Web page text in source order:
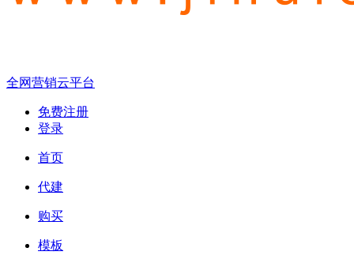
全网营销云平台
免费注册
登录
首页
代建
购买
模板